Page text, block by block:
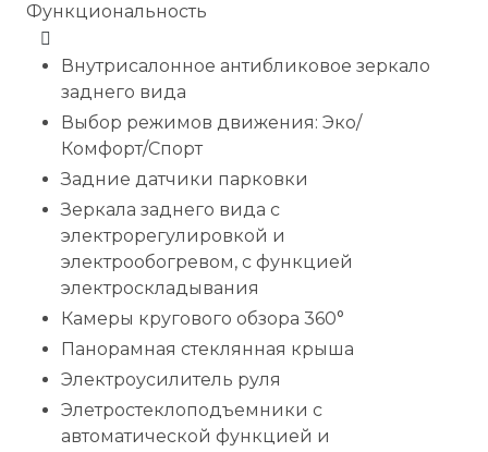
Функциональность
Внутрисалонное антибликовое зеркало
заднего вида
Выбор режимов движения: Эко/
Комфорт/Спорт
Задние датчики парковки
Зеркала заднего вида с
электрорегулировкой и
электрообогревом, с функцией
электроскладывания
Камеры кругового обзора 360°
Панорамная стеклянная крыша
Электроусилитель руля
Элетростеклоподъемники с
автоматической функцией и